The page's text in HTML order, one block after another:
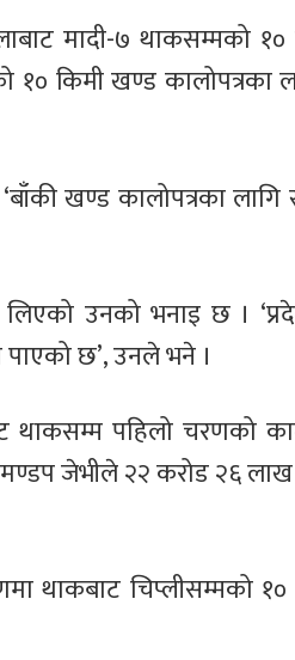
मादी-७ थाकसम्मको
किमी खण्ड कालोपत्रका
खण्ड कालोपत्रका लागि
उनको भनाइ छ ।
छ’, उनले भने ।
थाकसम्म पहिलो चरणको
जेभीले २२ करोड २६
थाकबाट चिप्लीसम्मको